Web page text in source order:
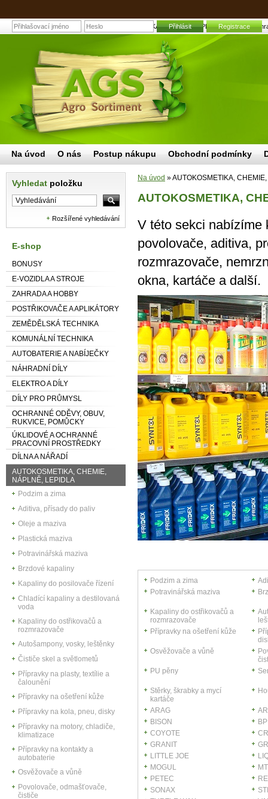
AUTOKOSMETIKA, CHEMIE, NÁPLNĚ, LEPIDLA |
Přihlásit Registrace
Vyhledat položku
Rozšířené vyhledávání
E-shop
BONUSY
E-VOZIDLA A STROJE
ZAHRADA A HOBBY
POSTŘIKOVAČE A APLIKÁTORY
ZEMĚDĚLSKÁ TECHNIKA
KOMUNÁLNÍ TECHNIKA
AUTOBATERIE A NABÍJEČKY
NÁHRADNÍ DÍLY
ELEKTRO A DÍLY
DÍLY PRO PRŮMYSL
OCHRANNÉ ODĚVY, OBUV,
RUKVICE, POMŮCKY
ÚKLIDOVÉ A OCHRANNÉ
PRACOVNÍ PROSTŘEDKY
DÍLNA A NÁŘADÍ
AUTOKOSMETIKA, CHEMIE,
NÁPLNĚ, LEPIDLA
Podzim a zima
Aditiva, přísady do paliv
Oleje a maziva
Plastická maziva
Potravinářská maziva
Brzdové kapaliny
Kapaliny do posilovače řízení
Chladící kapaliny a destilovaná
voda
Kapaliny do ostřikovačů a
rozmrazovače
Autošampony, vosky, leštěnky
Čističe skel a světlometů
Přípravky na plasty, textílie a
čalounění
Přípravky na ošetření kůže
Přípravky na kola, pneu, disky
Přípravky na motory, chladiče,
klimatizace
Přípravky na kontakty a
autobaterie
Osvěžovače a vůně
Povolovače, odmašťovače,
čističe
Na úvod »AUTOKOSMETIKA,
AUTOKOSMETIKA,
V této sekci nabízíme
povolovače, aditiva,
rozmrazovače,
okna, kartáče a další.
Podzim a zima
Potravinářská maziva
Kapaliny do ostřikovačů a
rozmrazovače
Přípravky na ošetření kůže
Osvěžovače a vůně
PU pěny
Stěrky, škrabky a mycí
kartáče
ARAG
BISON
BP
COYOTE
GRANIT
LITTLE JOE
MOGUL
PETEC
SONAX
Na úvod O nás Postup nákupu Obchodní podmínky